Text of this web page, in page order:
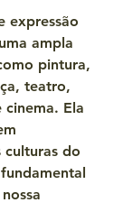
expressão
ampla
pintura,
teatro,
Ela
culturas do